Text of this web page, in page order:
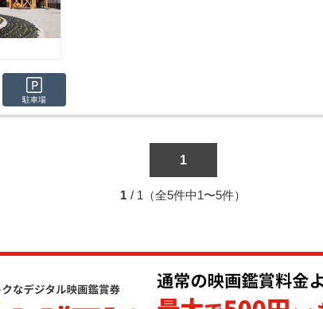
駐車場
1
1 / 1（全5件中1〜5件）